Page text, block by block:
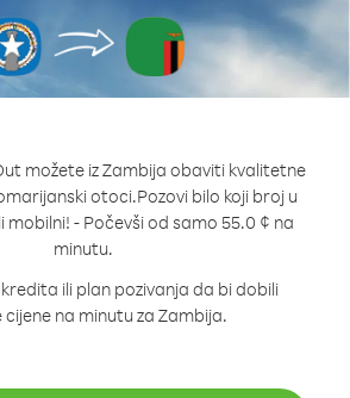
možete iz Zambija obaviti kvalitetne
otoci.Pozovi bilo koji broj u
mobilni! - Počevši od samo 55.0 ¢ na
minutu.
ili plan pozivanja da bi dobili
cijene na minutu za Zambija.